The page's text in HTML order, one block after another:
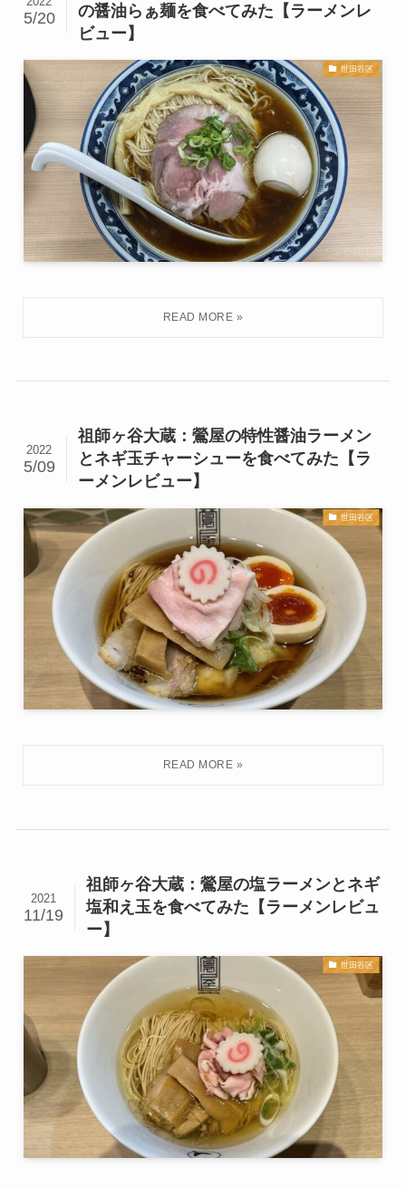
の醤油らぁ麺を食べてみた【ラーメンレ
ビュー】
5/20
世田谷区
祖師ヶ谷大蔵：鶯屋の特性醤油ラーメン
とネギ玉チャーシューを食べてみた【ラ
ーメンレビュー】
2022
5/09
世田谷区
祖師ヶ谷大蔵：鶯屋の塩ラーメンとネギ
塩和え玉を食べてみた【ラーメンレビュ
ー】
2021
11/19
世田谷区